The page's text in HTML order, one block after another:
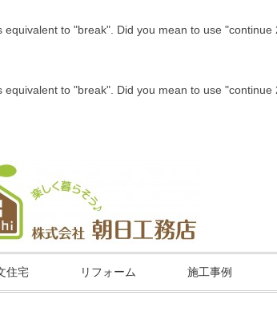
equivalent to "break". Did you mean to use "continue
equivalent to "break". Did you mean to use "continue
住宅 リフォーム 施工事例